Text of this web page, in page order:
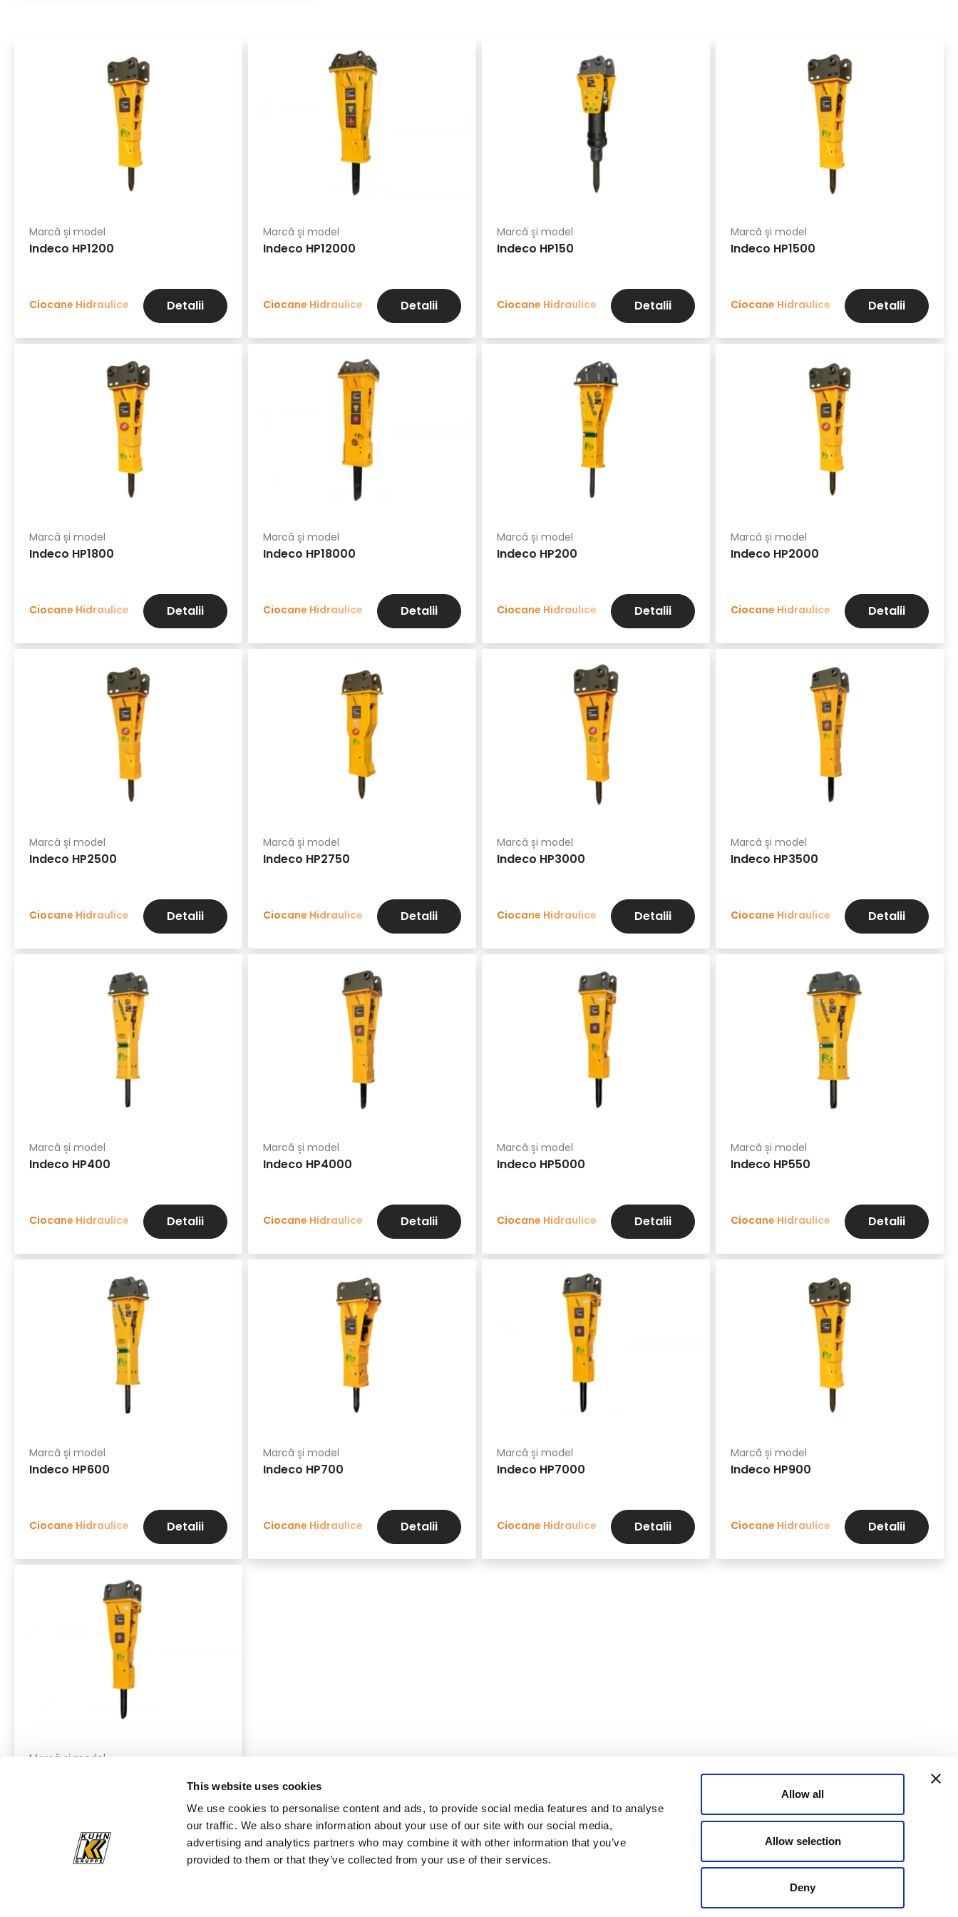
This website uses cookies
We use cookies to personalise content and ads, to provide social media features and to analyse
our traffic. We also share information about your use of our site with our social media,
advertising and analytics partners who may combine it with other information that you’ve
provided to them or that they’ve collected from your use of their services.
Allow all
Allow selection
Deny
Marcă și model
Indeco HP1200
Ciocane Hidraulice Detalii
Marcă și model
Indeco HP12000
Ciocane Hidraulice Detalii
Marcă și model
Indeco HP150
Ciocane Hidraulice Detalii
Marcă și model
Indeco HP1500
Ciocane Hidraulice Detalii
Marcă și model
Indeco HP1800
Ciocane Hidraulice Detalii
Marcă și model
Indeco HP18000
Ciocane Hidraulice Detalii
Marcă și model
Indeco HP200
Ciocane Hidraulice Detalii
Marcă și model
Indeco HP2000
Ciocane Hidraulice Detalii
Marcă și model
Indeco HP2500
Ciocane Hidraulice Detalii
Marcă și model
Indeco HP2750
Ciocane Hidraulice Detalii
Marcă și model
Indeco HP3000
Ciocane Hidraulice Detalii
Marcă și model
Indeco HP3500
Ciocane Hidraulice Detalii
Marcă și model
Indeco HP400
Ciocane Hidraulice Detalii
Marcă și model
Indeco HP4000
Ciocane Hidraulice Detalii
Marcă și model
Indeco HP5000
Ciocane Hidraulice Detalii
Marcă și model
Indeco HP550
Ciocane Hidraulice Detalii
Marcă și model
Indeco HP600
Ciocane Hidraulice Detalii
Marcă și model
Indeco HP700
Ciocane Hidraulice Detalii
Marcă și model
Indeco HP7000
Ciocane Hidraulice Detalii
Marcă și model
Indeco HP900
Ciocane Hidraulice Detalii
Marcă și model
Ciocane Hidraulice Detalii